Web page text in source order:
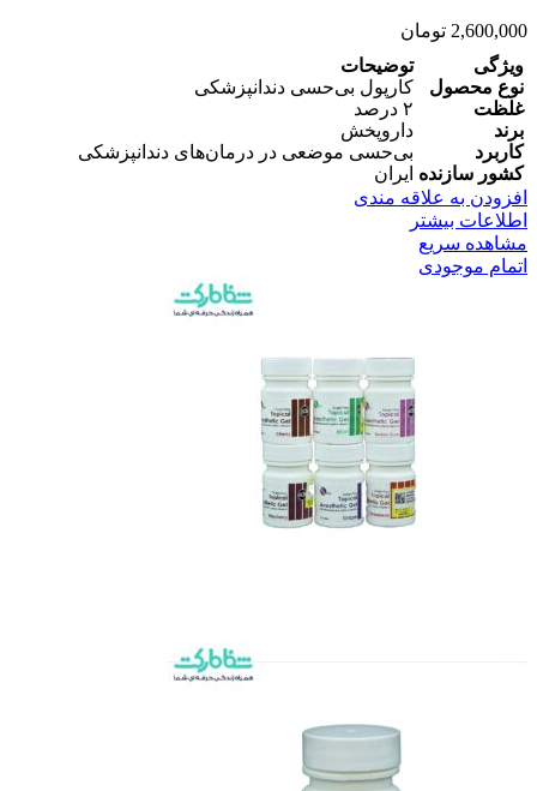
2,600,000 تومان
ویژگی
توضیحات
نوع محصول
کارپول بی‌حسی دندانپزشکی
غلظت
۲ درصد
برند
داروپخش
کاربرد
بی‌حسی موضعی در درمان‌های دندانپزشکی
کشور سازنده ایران
افزودن به علاقه مندی
اطلاعات بیشتر
مشاهده سریع
اتمام موجودی